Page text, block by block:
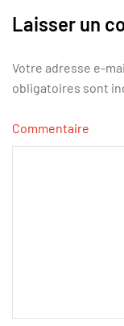
Laisser un
Votre adresse e-
obligatoires sont
Commentaire